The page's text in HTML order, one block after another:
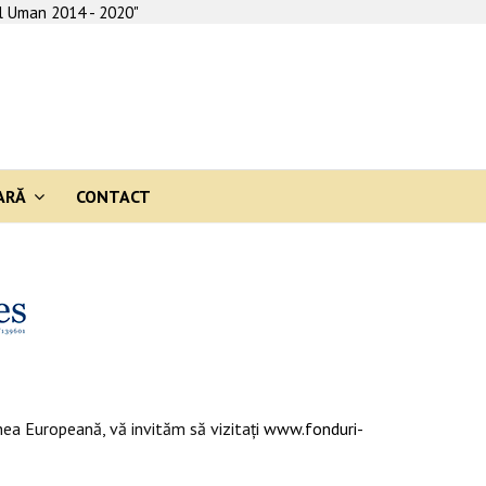
2014 - 2020"
CONTACT
Europeană, vă invităm să vizitaţi www.fonduri-